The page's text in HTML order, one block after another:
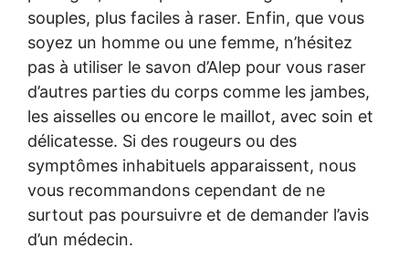
souples, plus faciles à raser. Enfin, que vous
soyez un homme ou une femme, n’hésitez
pas à utiliser le savon d’Alep pour vous raser
d’autres parties du corps comme les jambes,
les aisselles ou encore le maillot, avec soin et
délicatesse. Si des rougeurs ou des
symptômes inhabituels apparaissent, nous
vous recommandons cependant de ne
surtout pas poursuivre et de demander l’avis
d’un médecin.